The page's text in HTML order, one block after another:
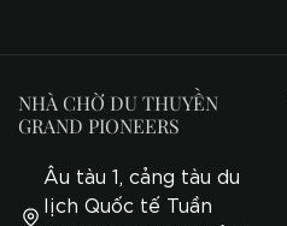
NHÀ CHỜ DU THUYỀN
GRAND PIONEERS
Âu tàu 1, cảng tàu du
lịch Quốc tế Tuần